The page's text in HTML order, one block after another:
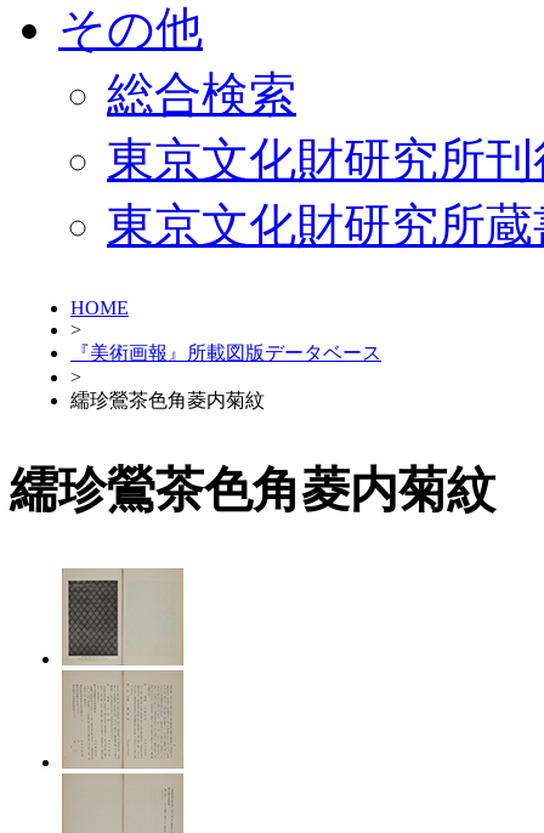
その他
総合検索
東京文化財研究所
東京文化財研究所
HOME
>
『美術画報』所載図版データベース
>
繻珍鶯茶色角菱内菊紋
繻珍鶯茶色角菱内菊紋